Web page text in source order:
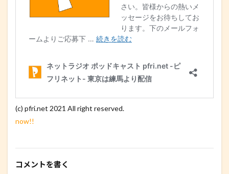
(c) pfri.net 2021 All right reserved.
now!!
コメントを書く